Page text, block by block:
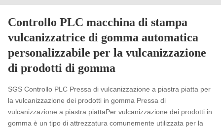
Controllo PLC macchina di stampa
vulcanizzatrice di gomma automatica
personalizzabile per la vulcanizzazione
di prodotti di gomma
SGS Controllo PLC Pressa di vulcanizzazione a piastra piatta per
la vulcanizzazione dei prodotti in gomma Pressa di
vulcanizzazione a piastra piattaPer vulcanizzazione dei prodotti in
gomma è un tipo di attrezzatura comunemente utilizzata per la